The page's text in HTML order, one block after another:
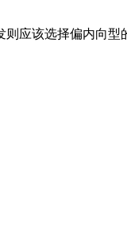
则应该选择偏内向型